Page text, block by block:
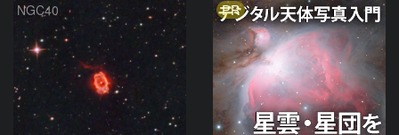
NGC40 PR